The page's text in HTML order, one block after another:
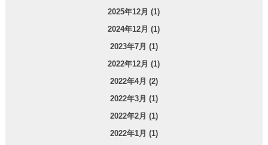
2025年12月 (1)
2024年12月 (1)
2023年7月 (1)
2022年12月 (1)
2022年4月 (2)
2022年3月 (1)
2022年2月 (1)
2022年1月 (1)